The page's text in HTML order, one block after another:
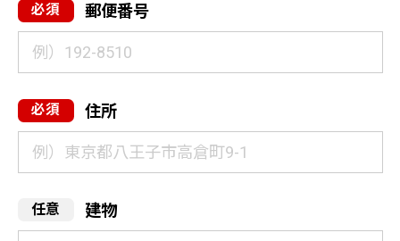
郵便番号
住所
建物